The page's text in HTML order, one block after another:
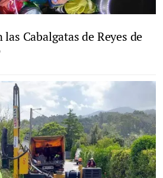
Cabalgatas de Reyes de